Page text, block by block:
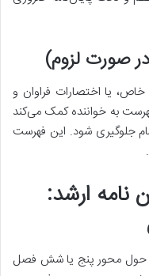
صورت لزوم)
خاص، یا اختصارات فراوان و
به خواننده کمک می‌کند
جلوگیری شود. این فهرست
نامه ارشد:
حول محور پنج یا شش فصل